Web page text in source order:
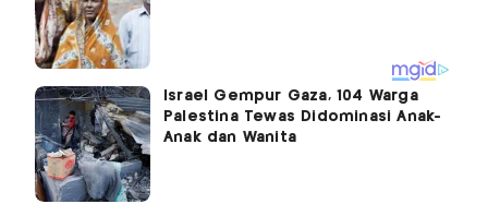
Israel Gempur Gaza, 104 Warga
Palestina Tewas Didominasi Anak-
Anak dan Wanita